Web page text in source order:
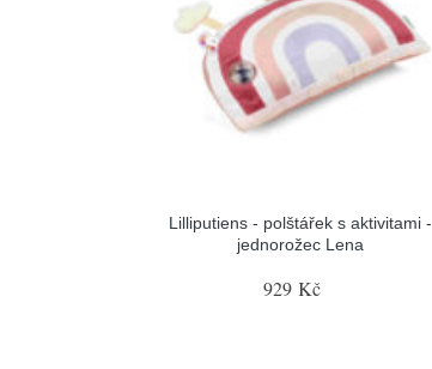
Lilliputiens - polštářek s aktivitami -
jednorožec Lena
929 Kč